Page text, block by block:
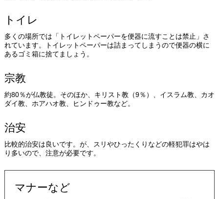
トイレ
多くの場所では「トイレットペーパーを便器に流すことは禁止」さ
れています。トイレットペーパーは詰まってしまうので便器の横に
あるゴミ箱に捨てましょう。
宗教
約80％が仏教徒。そのほか、キリスト教（9％）、イスラム教、カオ
ダイ教、ホアハオ教、ヒンドゥー教など。
治安
比較的治安は良いです。が、スリやひったくりなどの軽犯罪はやは
り多いので、注意が必要です。
マナーなど